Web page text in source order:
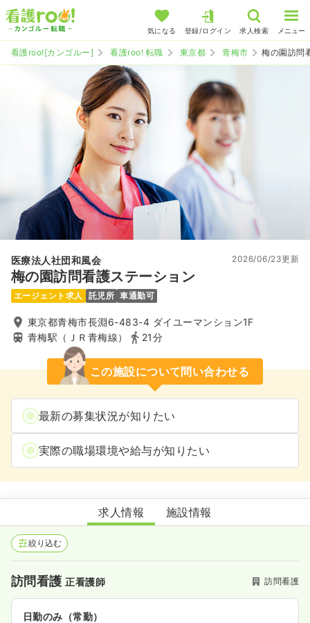
気になる 登録/ログイン 求人検索 メニュー
看護roo![カンゴルー] 看護roo! 転職 東京都 青梅市 梅の園訪問
医療法人社団和風会
梅の園訪問看護ステーション
2026/06/23更新
エージェント求人 託児所 車通勤可
東京都青梅市長淵6-483-4 ダイユーマンション1F
青梅駅（ＪＲ青梅線）
21分
この施設について問い合わせる
最新の募集状況が知りたい
実際の職場環境や給与が知りたい
梅の園訪問看護ステーション
求人情報 施設情報
絞り込む
訪問看護正看護師 訪問看護
日勤のみ（常勤）